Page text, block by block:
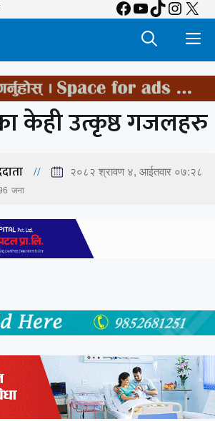
Facebook
YouTube
TikTok
X
केही उत्कृष्ठ गजलहरु
२०८२ श्रावण ४, आईतवार ०७:२८
जना